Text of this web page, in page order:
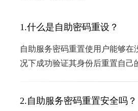
1.什么是自助密码重设？
自助服务密码重置使用户能够在
况下成功验证其身份后重置自己
2.自助服务密码重置安全吗？